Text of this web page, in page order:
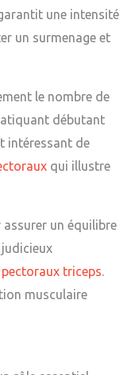
une intensité
un surmenage et
le nombre de
débutant
intéressant de
qui illustre
un équilibre
triceps.
musculaire